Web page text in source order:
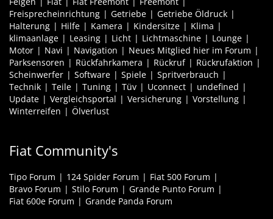
Freisprecheinrichtung
Getriebe
Getriebe Öldruck
Halterung
Hilfe Kamera Kindersitze
Klima
klimaanlage
Leasing Licht Lichtmaschine
Lounge
Motor
Navi Navigation
Neues Mitglied hier im Forum
Parksensoren
Rückfahrkamera Rückruf
Rückrufaktion
Scheinwerfer
Software Spiele
Spritverbrauch
Technik
Teile Tuning Tüv Uconnect
undefined
Update
Vergleichsportal Versicherung
Vorstellung
Winterreifen
Ölverlust
Fiat Community's
Tipo Forum 124 Spider Forum
Fiat 500 Forum
Bravo Forum
Stilo Forum
Grande Punto Forum
Fiat 600e Forum
Grande Panda Forum